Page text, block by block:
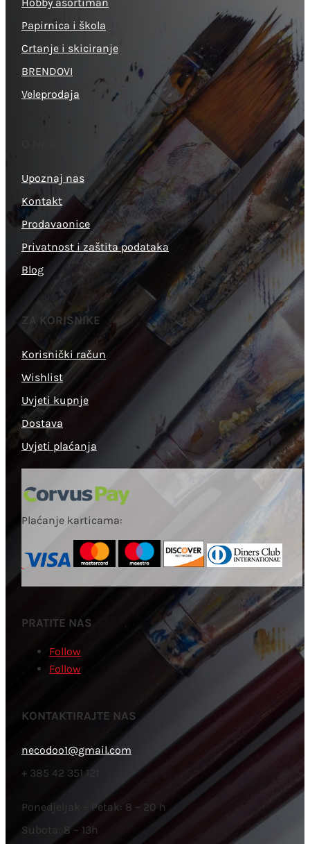
Papirnica i škola
Crtanje i skiciranje
BRENDOVI
Veleprodaja
Upoznaj nas
Kontakt
Prodavaonice
Privatnost i zaštita podataka
Blog
ZA KORISNIKE
Korisnički račun
Wishlist
Uvjeti kupnje
Dostava
Uvjeti plaćanja
Plaćanje karticama:
PRATITE NAS
Follow
Follow
KONTAKTIRAJTE NAS
necodoo1@gmail.com
+ 385 42 351 121
Ponedjeljak – Petak: 8 – 20 h
Subota: 8 – 13h